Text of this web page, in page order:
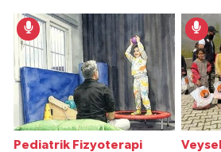
Pediatrik Fizyoterapi